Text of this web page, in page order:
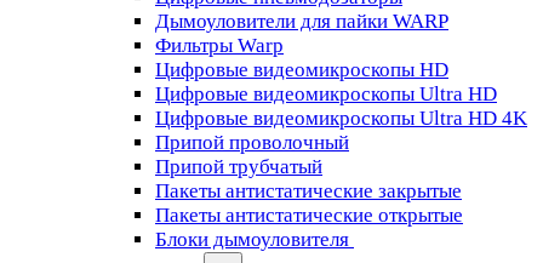
Дымоуловители для пайки WARP
Фильтры Warp
Цифровые видеомикроскопы HD
Цифровые видеомикроскопы Ultra HD
Цифровые видеомикроскопы Ultra HD 4K
Припой проволочный
Припой трубчатый
Пакеты антистатические закрытые
Пакеты антистатические открытые
Блоки дымоуловителя